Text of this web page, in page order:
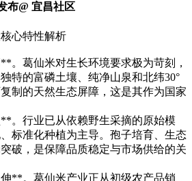
布@ 宜昌社区
心特性解析
。葛仙米对生长环境要求极为苛刻，
特的富磷土壤、纯净山泉和北纬30°
制的天然生态屏障，这是其作为国家
。行业已从依赖野生采摘的原始模
标准化种植为主导。孢子培育、生态
破，是保障品质稳定与市场供给的关
**。葛仙米产业正从初级农产品销